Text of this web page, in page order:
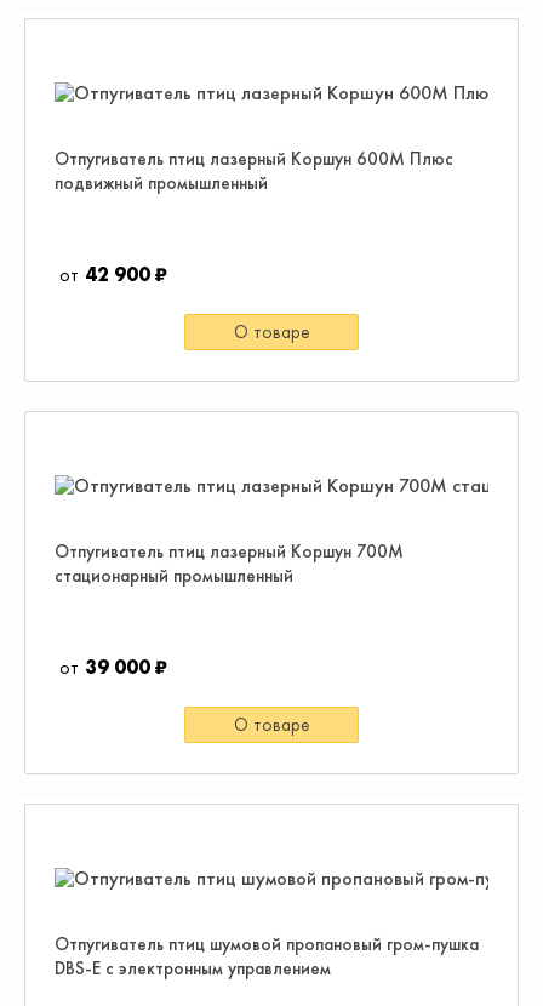
Отпугиватель птиц лазерный Коршун 600М Плюс
подвижный промышленный
42 900 ₽
О товаре
Отпугиватель птиц лазерный Коршун 700М
стационарный промышленный
39 000 ₽
О товаре
Отпугиватель птиц шумовой пропановый гром-пушка
DBS-E с электронным управлением